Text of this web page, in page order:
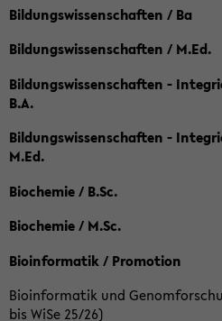
Bildungswissenschaften / Ba
Bildungswissenschaften / M.Ed.
Bildungswissenschaften -
B.A.
Bildungswissenschaften -
M.Ed.
Biochemie / B.Sc.
Biochemie / M.Sc.
Bioinformatik / Promotion
Bioinformatik und
bis WiSe 25/26)